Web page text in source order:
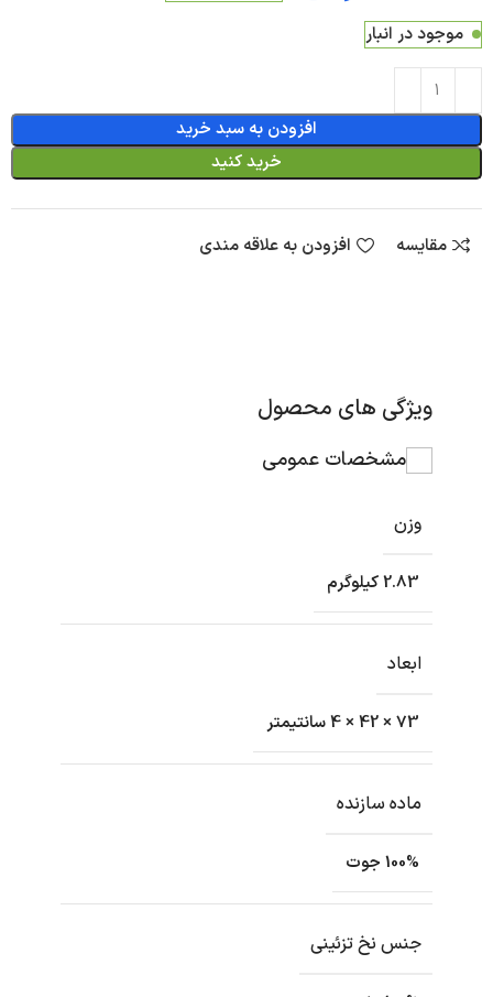
موجود در انبار
افزودن به سبد خرید
خرید کنید
مقایسه افزودن به علاقه مندی
ویژگی های محصول
مشخصات عمومی
وزن
2.83 کیلوگرم
ابعاد
73 × 42 × 4 سانتیمتر
ماده سازنده
100% جوت
جنس نخ تزئینی